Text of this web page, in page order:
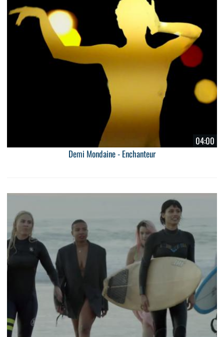
04:00
Demi Mondaine - Enchanteur